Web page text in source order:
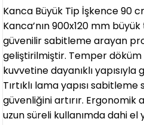
Kanca Büyük Tip İşkence 90
Kanca’nın 900x120 mm
güvenilir sabitleme arayan
geliştirilmiştir. Temper döküm
kuvvetine dayanıklı
Tırtıklı lama yapısı sabitleme
güvenliğini artırır. Ergonomik
uzun süreli kullanımda dahi